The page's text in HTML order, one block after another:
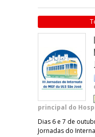
principal do
Dias 6 e 7 de
Jornadas do